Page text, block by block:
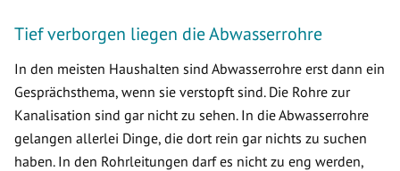
Tief verborgen liegen die Abwasserrohre
In den meisten Haushalten sind Abwasserrohre erst dann ein
Gesprächsthema, wenn sie verstopft sind. Die Rohre zur
Kanalisation sind gar nicht zu sehen. In die Abwasserrohre
gelangen allerlei Dinge, die dort rein gar nichts zu suchen
haben. In den Rohrleitungen darf es nicht zu eng werden,